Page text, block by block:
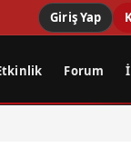
Giriş Yap
Forum